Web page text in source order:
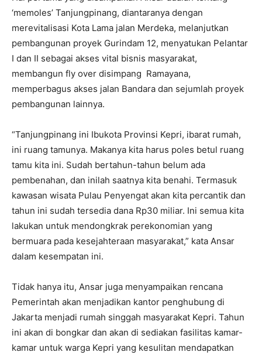
‘memoles’ Tanjungpinang, diantaranya dengan
merevitalisasi Kota Lama jalan Merdeka, melanjutkan
pembangunan proyek Gurindam 12, menyatukan Pelantar
I dan II sebagai akses vital bisnis masyarakat,
membangun fly over disimpang Ramayana,
memperbagus akses jalan Bandara dan sejumlah proyek
pembangunan lainnya.
“Tanjungpinang ini Ibukota Provinsi Kepri, ibarat rumah,
ini ruang tamunya. Makanya kita harus poles betul ruang
tamu kita ini. Sudah bertahun-tahun belum ada
pembenahan, dan inilah saatnya kita benahi. Termasuk
kawasan wisata Pulau Penyengat akan kita percantik dan
tahun ini sudah tersedia dana Rp30 miliar. Ini semua kita
lakukan untuk mendongkrak perekonomian yang
bermuara pada kesejahteraan masyarakat,” kata Ansar
dalam kesempatan ini.
Tidak hanya itu, Ansar juga menyampaikan rencana
Pemerintah akan menjadikan kantor penghubung di
Jakarta menjadi rumah singgah masyarakat Kepri. Tahun
ini akan di bongkar dan akan di sediakan fasilitas kamar-
kamar untuk warga Kepri yang kesulitan mendapatkan